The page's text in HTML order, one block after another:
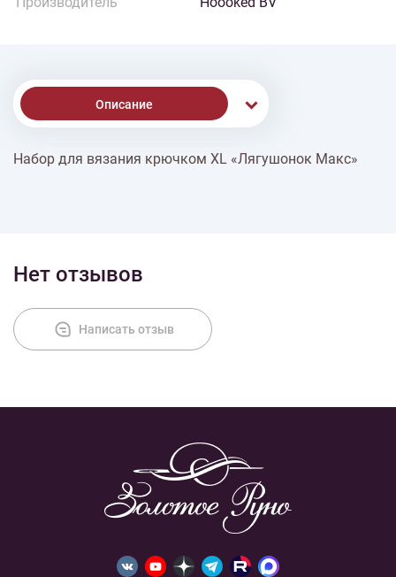
Описание
% Скидки
Набор для вязания крючком XL «Лягушонок Макс»
Нет отзывов
Написать отзыв